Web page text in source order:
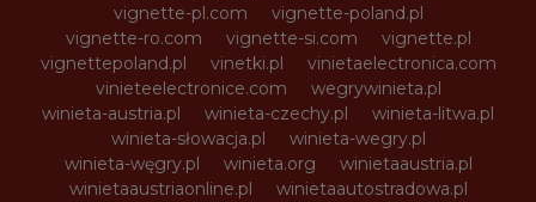
vignette-pl.com
vignette-poland.pl
vignette-ro.com
vignette-si.com
vignette.pl
vignettepoland.pl
vinetki.pl
vinietaelectronica.com
vinieteelectronice.com
wegrywinieta.pl
winieta-austria.pl
winieta-czechy.pl
winieta-litwa.pl
winieta-słowacja.pl
winieta-wegry.pl
winieta-węgry.pl
winieta.org
winietaaustria.pl
winietaaustriaonline.pl
winietaautostradowa.pl